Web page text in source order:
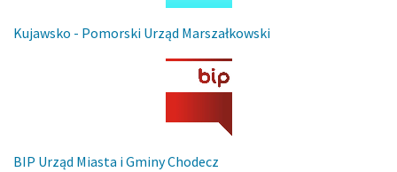
Kujawsko - Pomorski Urząd Marszałkowski
BIP Urząd Miasta i Gminy Chodecz